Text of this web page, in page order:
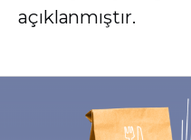
açıklanmıştır.